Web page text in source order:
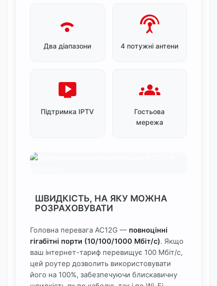
wifi_2_bar
Два діапазони
settings_input_antenna
4 потужні антени
live_tv
Підтримка IPTV
groups
Гостьова
мережа
ШВИДКІСТЬ, НА ЯКУ МОЖНА
РОЗРАХОВУВАТИ
Головна перевага AC12G — повноцінні
гігабітні порти (10/100/1000 Мбіт/с). Якщо
ваш інтернет-тариф перевищує 100 Мбіт/с,
цей роутер дозволить використовувати
його на 100%, забезпечуючи блискавичну